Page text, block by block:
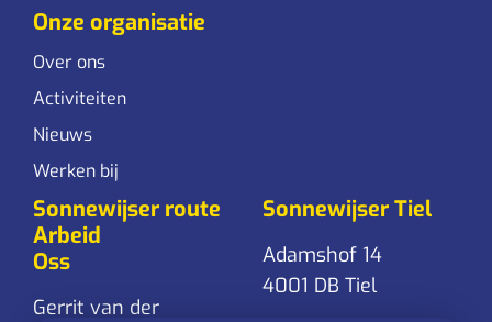
Onze organisatie
Over ons
Activiteiten
Nieuws
Werken bij
Sonnewijser route
Arbeid
Oss
Gerrit van der
Sonnewijser Tiel
Adamshof 14
4001 DB Tiel